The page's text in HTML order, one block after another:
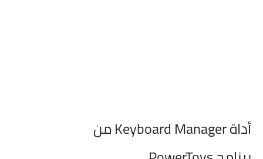
أداة Keyboard Manager من